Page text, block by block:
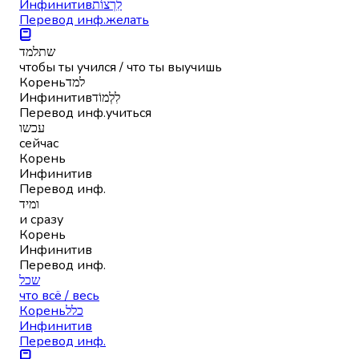
Инфинитивלִרְצוֹת
Перевод инф.желать
שתלמד
чтобы ты учился / что ты выучишь
Кореньלמד
Инфинитивלִלְמוֹד
Перевод инф.учиться
עכשו
сейчас
Корень
Инфинитив
Перевод инф.
ומיד
и сразу
Корень
Инфинитив
Перевод инф.
שכל
что всё / весь
Кореньכלל
Инфинитив
Перевод инф.